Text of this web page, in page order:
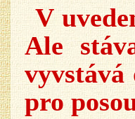
V
Ale
pro